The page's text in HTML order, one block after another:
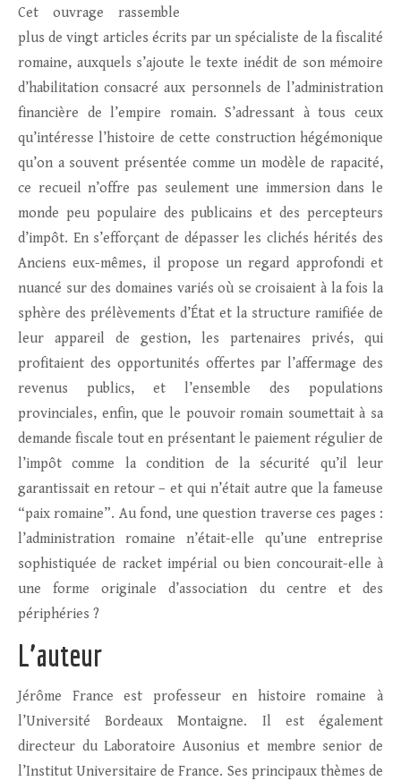
Cet ouvrage rassemble
plus de vingt articles écrits par un spécialiste de la fiscalité
romaine, auxquels s’ajoute le texte inédit de son mémoire
d’habilitation consacré aux personnels de l’administration
financière de l’empire romain. S’adressant à tous ceux
qu’intéresse l’histoire de cette construction hégémonique
qu’on a souvent présentée comme un modèle de rapacité,
ce recueil n’offre pas seulement une immersion dans le
monde peu populaire des publicains et des percepteurs
d’impôt. En s’efforçant de dépasser les clichés hérités des
Anciens eux-mêmes, il propose un regard approfondi et
nuancé sur des domaines variés où se croisaient à la fois la
sphère des prélèvements d’État et la structure ramifiée de
leur appareil de gestion, les partenaires privés, qui
profitaient des opportunités offertes par l’affermage des
revenus publics, et l’ensemble des populations
provinciales, enfin, que le pouvoir romain soumettait à sa
demande fiscale tout en présentant le paiement régulier de
l’impôt comme la condition de la sécurité qu’il leur
garantissait en retour – et qui n’était autre que la fameuse
“paix romaine”. Au fond, une question traverse ces pages :
l’administration romaine n’était-elle qu’une entreprise
sophistiquée de racket impérial ou bien concourait-elle à
une forme originale d’association du centre et des
périphéries ?
L’auteur
Jérôme France est professeur en histoire romaine à
l’Université Bordeaux Montaigne. Il est également
directeur du Laboratoire Ausonius et membre senior de
l’Institut Universitaire de France. Ses principaux thèmes de